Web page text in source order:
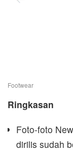
Footwear
Ringkasan
Foto-foto
dirilis sudah